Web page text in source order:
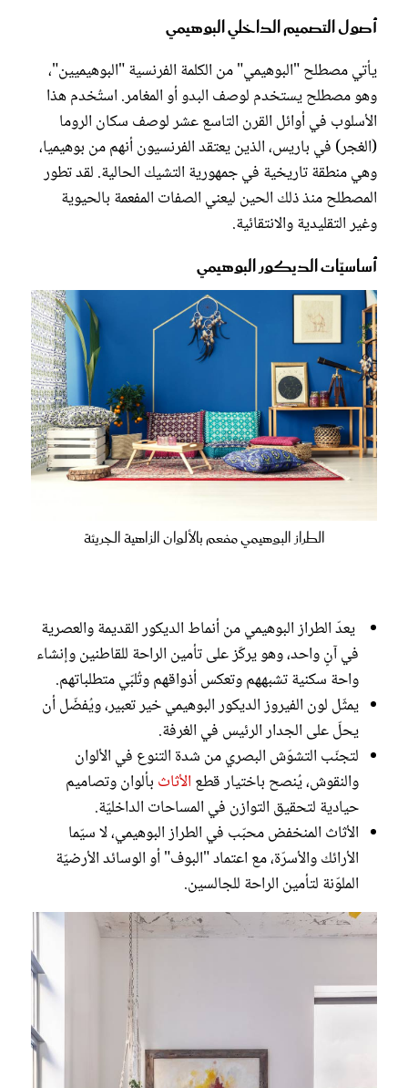
أصول التصميم الداخلي البوهيمي
يأتي مصطلح "البوهيمي" من الكلمة الفرنسية "البوهيميين"،
وهو مصطلح يستخدم لوصف البدو أو المغامر. استُخدم هذا
الأسلوب في أوائل القرن التاسع عشر لوصف سكان الروما
(الغجر) في باريس، الذين يعتقد الفرنسيون أنهم من بوهيميا،
وهي منطقة تاريخية في جمهورية التشيك الحالية. لقد تطور
المصطلح منذ ذلك الحين ليعني الصفات المفعمة بالحيوية
وغير التقليدية والانتقائية.
أساسيّات الديكور البوهيمي
الطراز البوهيمي مفعم بالألوان الزاهية الجريئة
يعدّ الطراز البوهيمي من أنماط الديكور القديمة والعصرية
في آنٍ واحد، وهو يركّز على تأمين الراحة للقاطنين وإنشاء
واحة سكنية تشبههم وتعكس أذواقهم وتُلبّي متطلباتهم.
يمثّل لون الفيروز الديكور البوهيمي خير تعبير، ويُفضّل أن
يحلّ على الجدار الرئيس في الغرفة.
لتجنّب التشوّش البصري من شدة التنوع في الألوان
والنقوش، يُنصح باختيار قطع الأثاث بألوان وتصاميم
حيادية لتحقيق التوازن في المساحات الداخليّة.
الأثاث المنخفض محبّب في الطراز البوهيمي، لا سيّما
الأرائك والأسرّة، مع اعتماد "البوف" أو الوسائد الأرضيّة
الملوّنة لتأمين الراحة للجالسين.